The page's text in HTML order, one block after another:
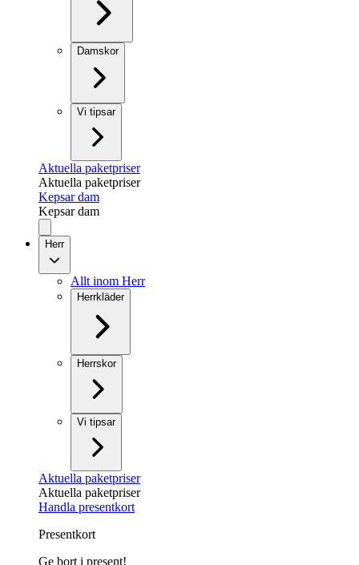
Damskor
Vi tipsar
Aktuella paketpriser
Aktuella paketpriser
Kepsar dam
Kepsar dam
Herr
Allt inom Herr
Herrkläder
Herrskor
Vi tipsar
Aktuella paketpriser
Aktuella paketpriser
Handla presentkort
Presentkort
Ge bort i present!